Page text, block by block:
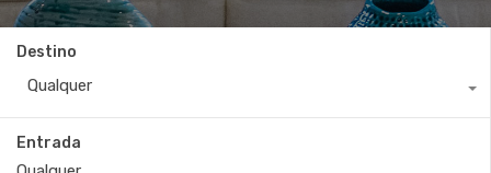
Destino
Qualquer
Entrada